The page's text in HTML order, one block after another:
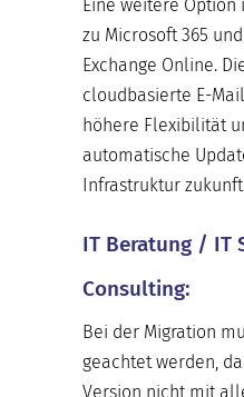
Eine weitere Option
zu Microsoft 365
Exchange Online.
cloudbasierte E-
höhere Flexibilität
automatische
Infrastruktur
IT Beratung / IT
Consulting:
Bei der Migration
geachtet werden,
Version nicht mit